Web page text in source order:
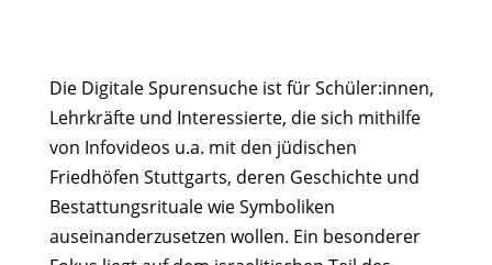
Die Digitale Spurensuche ist für Schüler:innen,
Lehrkräfte und Interessierte, die sich mithilfe
von Infovideos u.a. mit den jüdischen
Friedhöfen Stuttgarts, deren Geschichte und
Bestattungsrituale wie Symboliken
auseinanderzusetzen wollen. Ein besonderer